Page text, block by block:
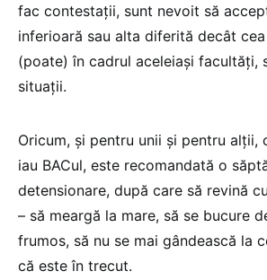
fac contestații, sunt nevoit să
inferioară sau alta diferită decât
(poate) în cadrul aceleiași facultăți,
situații.
Oricum, și pentru unii și pentru alții,
iau BACul, este recomandată o
detensionare, după care să revină
– să meargă la mare, să se bucure
frumos, să nu se mai gândească la
că este în trecut.